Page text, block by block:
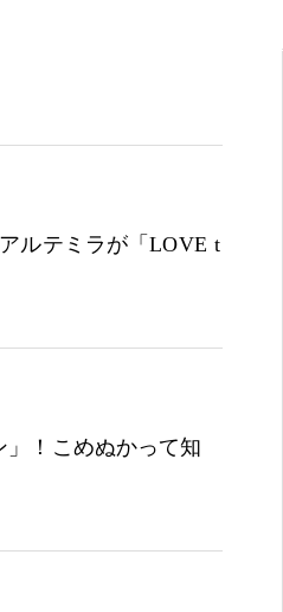
ルテミラが「LOVE t
！こめぬかって知